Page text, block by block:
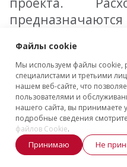
подходят для
имеют грубую
впитывают
непрозрачность
цветов.
Меловка
Файлы cookie
Мы используем файлы
специалистами и третьими
нашем веб-сайте, что
пользователями и
нашего сайта, вы принимаете
подробные сведения
файлов Cookie.
Принимаю Не